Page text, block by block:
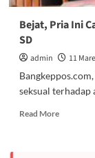
Bejat, Pria Ini
SD
admin
11
seksual terhadap
Read MoreRead